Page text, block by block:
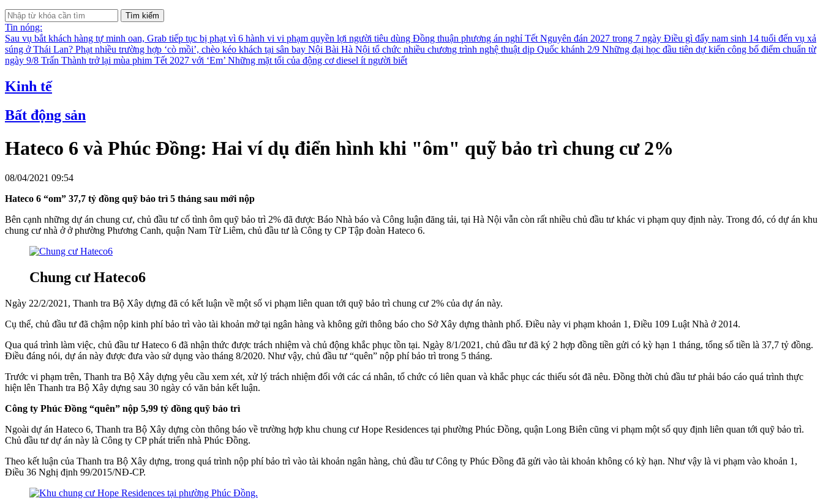
Tìm kiếm
Tin nóng:
Sau vụ bắt khách hàng tự minh oan, Grab tiếp tục bị phạt vì 6 hành vi vi phạm quyền lợi người tiêu dùng Đồng thuận phương án nghỉ Tết Nguyên đán 2027 trong 7 ngày Điều gì đẩy nam sinh 14 tuổi đến vụ xả
súng ở Thái Lan? Phạt nhiều trường hợp ‘cò mồi’, chèo kéo khách tại sân bay Nội Bài Hà Nội tổ chức nhiều chương trình nghệ thuật dịp Quốc khánh 2/9 Những đại học đầu tiên dự kiến công bố điểm chuẩn từ
ngày 9/8 Trấn Thành trở lại mùa phim Tết 2027 với ‘Em’ Những mặt tối của động cơ diesel ít người biết
Kinh tế
Bất động sản
Hateco 6 và Phúc Đồng: Hai ví dụ điển hình khi "ôm" quỹ bảo trì chung cư 2%
08/04/2021 09:54
Hateco 6 “om” 37,7 tỷ đồng quỹ bảo trì 5 tháng sau mới nộp
Bên cạnh những dự án chung cư, chủ đầu tư cố tình ôm quỹ bảo trì 2% đã được Báo Nhà báo và Công luận đăng tải, tại Hà Nội vẫn còn rất nhiều chủ đầu tư khác vi phạm quy định này. Trong đó, có dự án khu
chung cư nhà ở ở phường Phương Canh, quận Nam Từ Liêm, chủ đầu tư là Công ty CP Tập đoàn Hateco 6.
Chung cư Hateco6
Ngày 22/2/2021, Thanh tra Bộ Xây dựng đã có kết luận về một số vi phạm liên quan tới quỹ bảo trì chung cư 2% của dự án này.
Cụ thể, chủ đầu tư đã chậm nộp kinh phí bảo trì vào tài khoản mở tại ngân hàng và không gửi thông báo cho Sở Xây dựng thành phố. Điều này vi phạm khoản 1, Điều 109 Luật Nhà ở 2014.
Qua quá trình làm việc, chủ đầu tư Hateco 6 đã nhận thức được trách nhiệm và chủ động khắc phục tồn tại. Ngày 8/1/2021, chủ đầu tư đã ký 2 hợp đồng tiền gửi có kỳ hạn 1 tháng, tổng số tiền là 37,7 tỷ đồng.
Điều đáng nói, dự án này được đưa vào sử dụng vào tháng 8/2020. Như vậy, chủ đầu tư “quên” nộp phí bảo trì trong 5 tháng.
Trước vi phạm trên, Thanh tra Bộ Xây dựng yêu cầu xem xét, xử lý trách nhiệm đối với các cá nhân, tổ chức có liên quan và khắc phục các thiếu sót đã nêu. Đồng thời chủ đầu tư phải báo cáo quá trình thực
hiện lên Thanh tra Bộ Xây dựng sau 30 ngày có văn bản kết luận.
Công ty Phúc Đồng “quên” nộp 5,99 tỷ đồng quỹ bảo trì
Ngoài dự án Hateco 6, Thanh tra Bộ Xây dựng còn thông báo về trường hợp khu chung cư Hope Residences tại phường Phúc Đồng, quận Long Biên cũng vi phạm một số quy định liên quan tới quỹ bảo trì.
Chủ đầu tư dự án này là Công ty CP phát triển nhà Phúc Đồng.
Theo kết luận của Thanh tra Bộ Xây dựng, trong quá trình nộp phí bảo trì vào tài khoản ngân hàng, chủ đầu tư Công ty Phúc Đồng đã gửi vào tài khoản không có kỳ hạn. Như vậy là vi phạm vào khoản 1,
Điều 36 Nghị định 99/2015/NĐ-CP.